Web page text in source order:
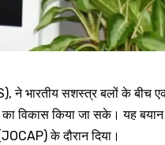
ने भारतीय सशस्त्र बलों के बीच
विकास किया जा सके। यह
के दौरान दिया।